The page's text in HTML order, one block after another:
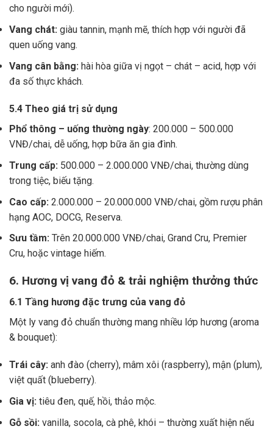
cho người mới).
Vang chát: giàu tannin, mạnh mẽ, thích hợp với người đã
quen uống vang.
Vang cân bằng: hài hòa giữa vị ngọt – chát – acid, hợp với
đa số thực khách.
5.4 Theo giá trị sử dụng
Phổ thông – uống thường ngày: 200.000 – 500.000
VNĐ/chai, dễ uống, hợp bữa ăn gia đình.
Trung cấp: 500.000 – 2.000.000 VNĐ/chai, thường dùng
trong tiệc, biếu tặng.
Cao cấp: 2.000.000 – 20.000.000 VNĐ/chai, gồm rượu phân
hạng AOC, DOCG, Reserva.
Sưu tầm: Trên 20.000.000 VNĐ/chai, Grand Cru, Premier
Cru, hoặc vintage hiếm.
6. Hương vị vang đỏ & trải nghiệm thưởng thức
6.1 Tầng hương đặc trưng của vang đỏ
Một ly vang đỏ chuẩn thường mang nhiều lớp hương (aroma
& bouquet):
Trái cây: anh đào (cherry), mâm xôi (raspberry), mận (plum),
việt quất (blueberry).
Gia vị: tiêu đen, quế, hồi, thảo mộc.
Gỗ sồi: vanilla, socola, cà phê, khói – thường xuất hiện nếu